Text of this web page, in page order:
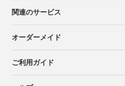
関連のサービス
オーダーメイド
ご利用ガイド